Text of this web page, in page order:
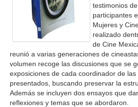
testimonios
participantes
Mujeres y
realizado
de Cine
reunió a varias generaciones de
volumen recoge las discusiones que se
exposiciones de cada coordinador de
presentados, buscando preservar la
Además se incluyen dos ensayos que
reflexiones y temas que se abordaron.